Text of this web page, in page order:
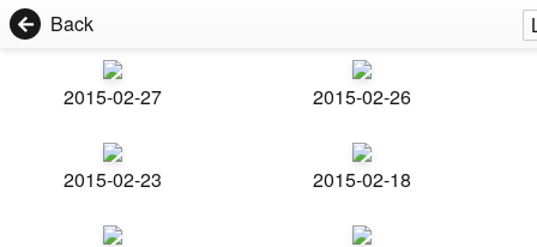
Back
2015-02-27 2015-02-26
2015-02-23 2015-02-18